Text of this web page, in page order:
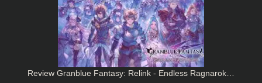
Review Granblue Fantasy: Relink - Endless Ragnarok…